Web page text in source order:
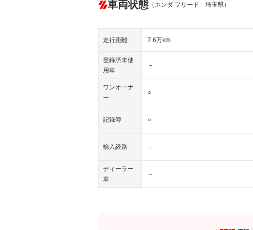
車両状態 （ホンダ フリード 埼玉県）
走行距離 7.6万km
登録済未使
用車
－
ワンオーナ
ー
○
記録簿 ○
輸入経路 －
ディーラー
車
－